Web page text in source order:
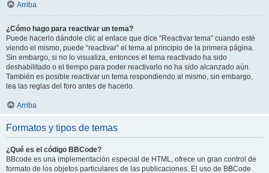
Arriba
¿Cómo hago para reactivar un tema?
Puede hacerlo dándole clic al enlace que dice “Reactivar tema” cuando esté
viendo el mismo, puede “reactivar” el tema al principio de la primera página.
Sin embargo, si no lo visualiza, entonces el tema reactivado ha sido
deshabilitado o el tiempo para poder reactivarlo no ha sido alcanzado aún.
También es posible reactivar un tema respondiendo al mismo, sin embargo,
lea las reglas del foro antes de hacerlo.
Arriba
Formatos y tipos de temas
¿Qué es el código BBCode?
BBcode es una implementación especial de HTML, ofrece un gran control de
formato de los objetos particulares de las publicaciones. El uso de BBCode